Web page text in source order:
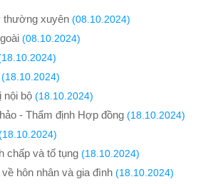
thường xuyên (08.10.2024)
(08.10.2024)
(18.10.2024)
nội bộ (18.10.2024)
- Thẩm định Hợp đồng (18.10.2024)
chấp và tố tụng (18.10.2024)
hôn nhân và gia đình (18.10.2024)